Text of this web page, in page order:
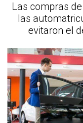
Las compras
las
evitaron el